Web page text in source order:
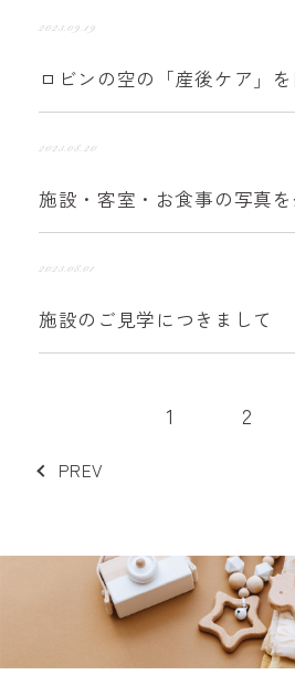
2023.09.19
ロビンの空の「産後ケア」
2023.08.20
施設・客室・お食事の写真
2023.08.01
施設のご見学につきまして
PREV
1 2